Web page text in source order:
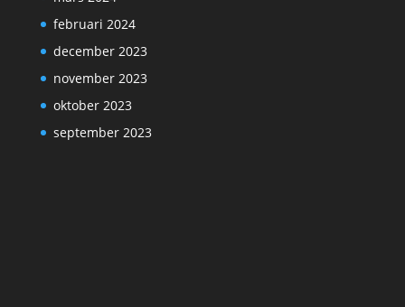
februari 2024
december 2023
november 2023
oktober 2023
september 2023